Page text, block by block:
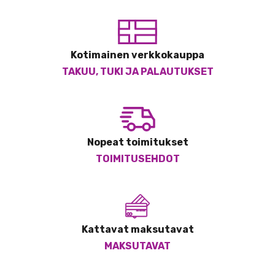
Kotimainen verkkokauppa
TAKUU, TUKI JA PALAUTUKSET
Nopeat toimitukset
TOIMITUSEHDOT
Kattavat maksutavat
MAKSUTAVAT